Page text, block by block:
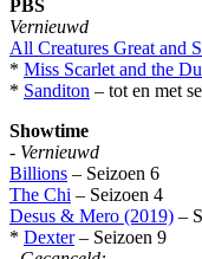
PBS
Vernieuwd
All Creatures Great and
* Miss Scarlet and the
* Sanditon – tot en met
Showtime
- Vernieuwd
Billions – Seizoen 6
The Chi – Seizoen 4
Desus & Mero (2019) –
* Dexter– Seizoen 9